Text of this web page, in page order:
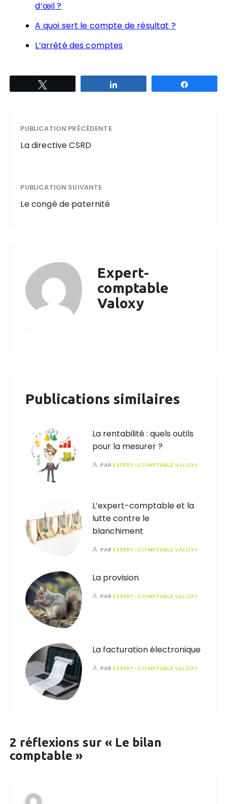
d’œil ?
A quoi sert le compte de résultat ?
L’arrêté des comptes
PUBLICATION PRÉCÉDENTE
La directive CSRD
PUBLICATION SUIVANTE
Le congé de paternité
Expert-
comptable
Valoxy
Publications similaires
La rentabilité : quels outils
pour la mesurer ?
PAREXPERT-COMPTABLE VALOXY
L’expert-comptable et la
lutte contre le
blanchiment
PAREXPERT-COMPTABLE VALOXY
La provision
PAREXPERT-COMPTABLE VALOXY
La facturation électronique
PAREXPERT-COMPTABLE VALOXY
2 réflexions sur « Le bilan
comptable »